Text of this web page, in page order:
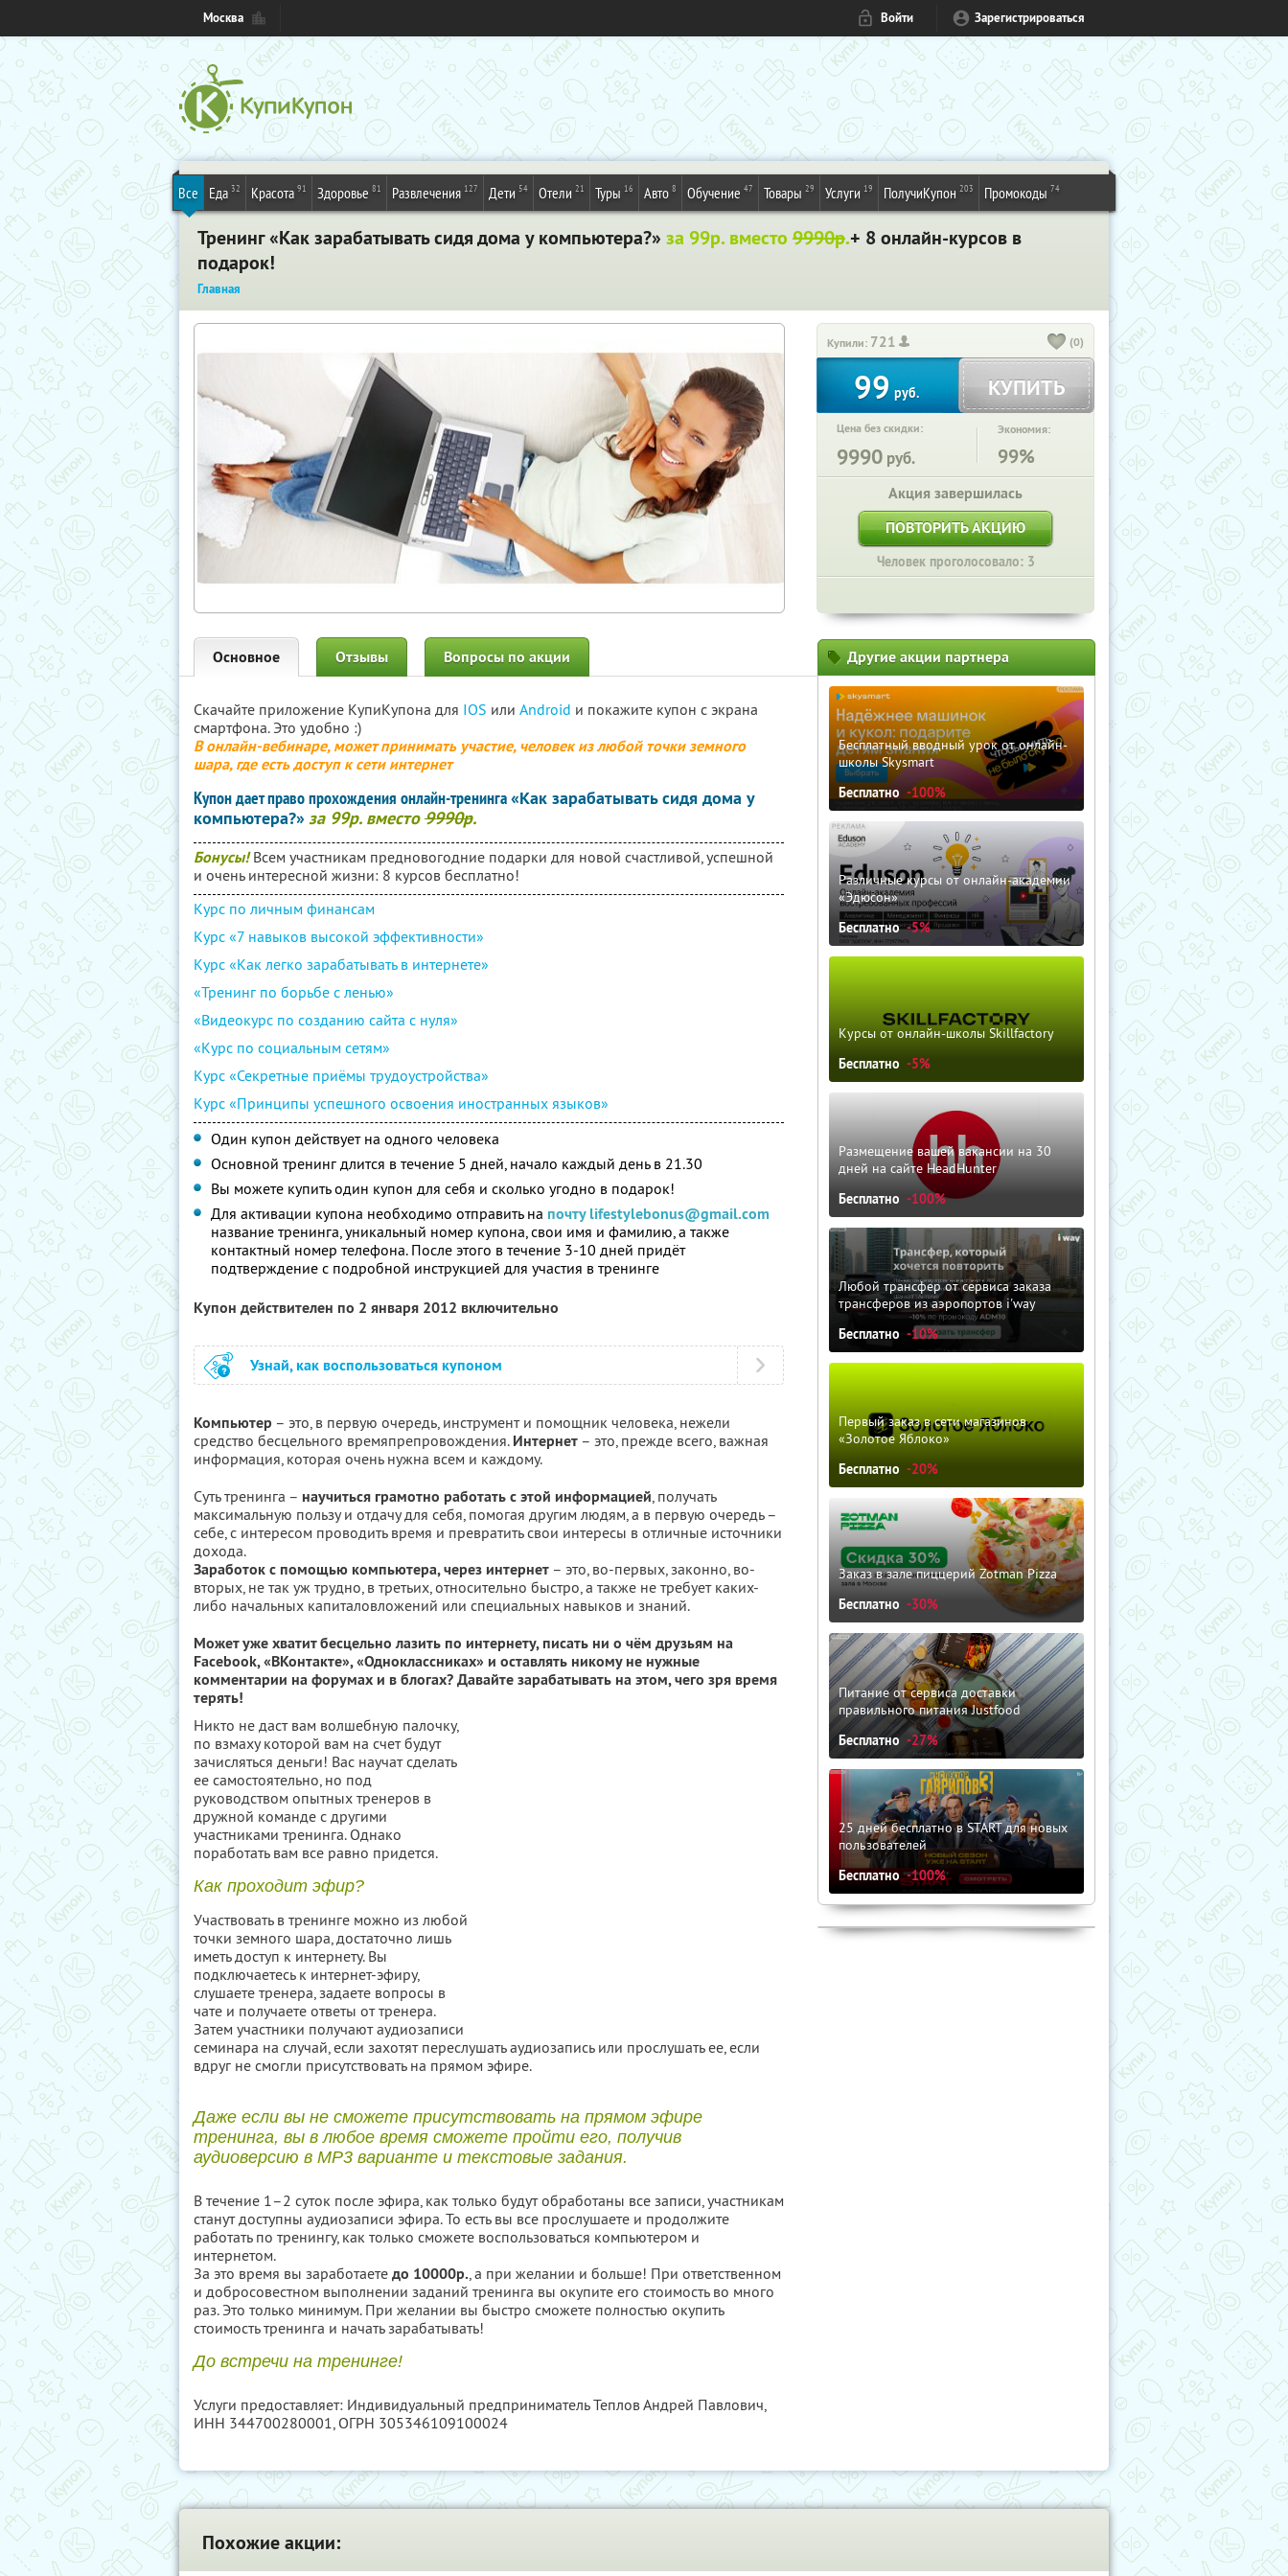
Москва Войти Зарегистрироваться
Все Еда 32 Красота 91 Здоровье 81 Развлечения 127 Дети 54 Отели 21 Туры 16 Авто 8 Обучение 47 Товары 29 Услуги 19 ПолучиКупон 203 Промокоды 74
Тренинг «Как зарабатывать сидя дома у компьютера?» за 99р. вместо 9990р.+ 8 онлайн-курсов в
подарок!
Главная
Купили: 721 (0)
99 руб. КУПИТЬ
Цена без скидки:
9990 руб.
Экономия:
99%
Акция завершилась
ПОВТОРИТЬ АКЦИЮ
Человек проголосовало: 3
Основное Отзывы Вопросы по акции
Скачайте приложение КупиКупона для IOS или Android и покажите купон с экрана
смартфона. Это удобно :)
В онлайн-вебинаре, может принимать участие, человек из любой точки земного
шара, где есть доступ к сети интернет
Купон дает право прохождения онлайн-тренинга«Как зарабатывать сидя дома у
компьютера?» за 99р. вместо9990р.
Бонусы!Всем участникам предновогодние подарки для новой счастливой, успешной
и очень интересной жизни: 8 курсов бесплатно!
Курс по личным финансам
Курс «7 навыков высокой эффективности»
Курс «Как легко зарабатывать в интернете»
«Тренинг по борьбе с ленью»
«Видеокурс по созданию сайта с нуля»
«Курс по социальным сетям»
Курс «Секретные приёмы трудоустройства»
Курс «Принципы успешного освоения иностранных языков»
Один купон действует на одного человека
Основной тренинг длится в течение 5 дней, начало каждый день в 21.30
Вы можете купить один купон для себя и сколько угодно в подарок!
Для активации купона необходимо отправить на почту lifestylebonus@gmail.com
название тренинга, уникальный номер купона, свои имя и фамилию, а также
контактный номер телефона. После этого в течение 3-10 дней придёт
подтверждение с подробной инструкцией для участия в тренинге
Купон действителен по 2 января 2012 включительно
Узнай, как воспользоваться купоном
Компьютер – это, в первую очередь, инструмент и помощник человека, нежели
средство бесцельного времяпрепровождения. Интернет – это, прежде всего, важная
информация, которая очень нужна всем и каждому.
Суть тренинга – научиться грамотно работать с этой информацией, получать
максимальную пользу и отдачу для себя, помогая другим людям, а в первую очередь –
себе, с интересом проводить время и превратить свои интересы в отличные источники
дохода.
Заработок с помощью компьютера, через интернет – это, во-первых, законно, во-
вторых, не так уж трудно, в третьих, относительно быстро, а также не требует каких-
либо начальных капиталовложений или специальных навыков и знаний.
Может уже хватит бесцельно лазить по интернету, писать ни о чём друзьям на
Facebook, «ВКонтакте», «Одноклассниках» и оставлять никому не нужные
комментарии на форумах и в блогах? Давайте зарабатывать на этом, чего зря время
терять!
Никто не даст вам волшебную палочку,
по взмаху которой вам на счет будут
зачисляться деньги! Вас научат сделать
ее самостоятельно, но под
руководством опытных тренеров в
дружной команде с другими
участниками тренинга. Однако
поработать вам все равно придется.
Как проходит эфир?
Участвовать в тренинге можно из любой
точки земного шара, достаточно лишь
иметь доступ к интернету. Вы
подключаетесь к интернет-эфиру,
слушаете тренера, задаете вопросы в
чате и получаете ответы от тренера.
Затем участники получают аудиозаписи
семинара на случай, если захотят переслушать аудиозапись или прослушать ее, если
вдруг не смогли присутствовать на прямом эфире.
Даже если вы не сможете присутствовать на прямом эфире
тренинга, вы в любое время сможете пройти его, получив
аудиоверсию в MP3 варианте и текстовые задания.
В течение 1–2 суток после эфира, как только будут обработаны все записи, участникам
станут доступны аудиозаписи эфира. То есть вы все прослушаете и продолжите
работать по тренингу, как только сможете воспользоваться компьютером и
интернетом.
За это время вы заработаете до 10000р., а при желании и больше! При ответственном
и добросовестном выполнении заданий тренинга вы окупите его стоимость во много
раз. Это только минимум. При желании вы быстро сможете полностью окупить
стоимость тренинга и начать зарабатывать!
До встречи на тренинге!
Услуги предоставляет: Индивидуальный предприниматель Теплов Андрей Павлович,
ИНН 344700280001, ОГРН 305346109100024
Другие акции партнера
Бесплатный вводный урок от онлайн-
школы Skysmart
Бесплатно -100%
Различные курсы от онлайн-академии
«Эдюсон»
Бесплатно -5%
Курсы от онлайн-школы Skillfactory
Бесплатно -5%
Размещение вашей вакансии на 30
дней на сайте HeadHunter
Бесплатно -100%
Любой трансфер от сервиса заказа
трансферов из аэропортов i'way
Бесплатно -10%
Первый заказ в сети магазинов
«Золотое Яблоко»
Бесплатно -20%
Заказ в зале пиццерий Zotman Pizza
Бесплатно -30%
Питание от сервиса доставки
правильного питания Justfood
Бесплатно -27%
25 дней бесплатно в START для новых
пользователей
Бесплатно -100%
Похожие акции: